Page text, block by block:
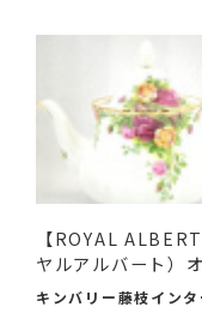
【ROYAL
ヤルアルバート）
ドカ...
キンバリー藤枝イン